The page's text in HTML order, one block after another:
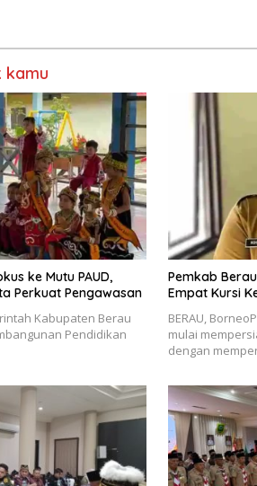
kamu
ke Mutu PAUD,
Perkuat Pengawasan
Kabupaten Berau
Pendidikan
Pemkab
Empat Kursi
BERAU,
mulai
dengan